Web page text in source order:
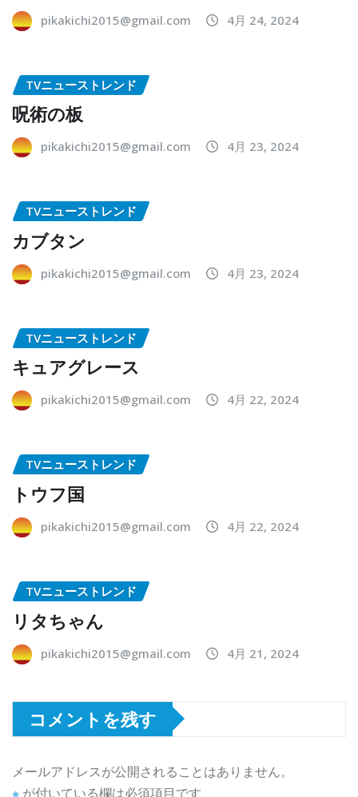
pikakichi2015@gmail.com 4月 24, 2024
TVニューストレンド
呪術の板
pikakichi2015@gmail.com 4月 23, 2024
TVニューストレンド
カブタン
pikakichi2015@gmail.com 4月 23, 2024
TVニューストレンド
キュアグレース
pikakichi2015@gmail.com 4月 22, 2024
TVニューストレンド
トウフ国
pikakichi2015@gmail.com 4月 22, 2024
TVニューストレンド
リタちゃん
pikakichi2015@gmail.com 4月 21, 2024
コメントを残す
メールアドレスが公開されることはありません。
※ が付いている欄は必須項目です